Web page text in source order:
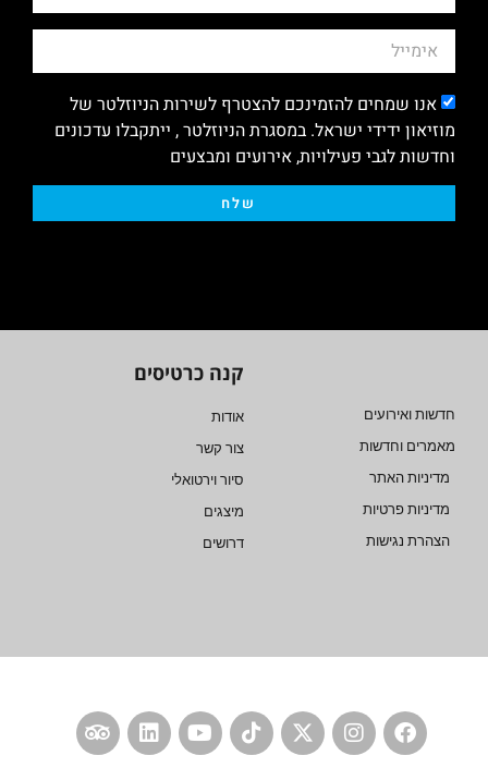
אנו שמחים להזמינכם להצטרף לשירות הניוזלטר של
מוזיאון ידידי ישראל. במסגרת הניוזלטר , ייתקבלו עדכונים
וחדשות לגבי פעילויות, אירועים ומבצעים
שלח
חדשות ואירועים
מאמרים וחדשות
מדיניות האתר
מדיניות פרטיות
הצהרת נגישות
קנה כרטיסים
אודות
צור קשר
סיור וירטואלי
מיצגים
דרושים